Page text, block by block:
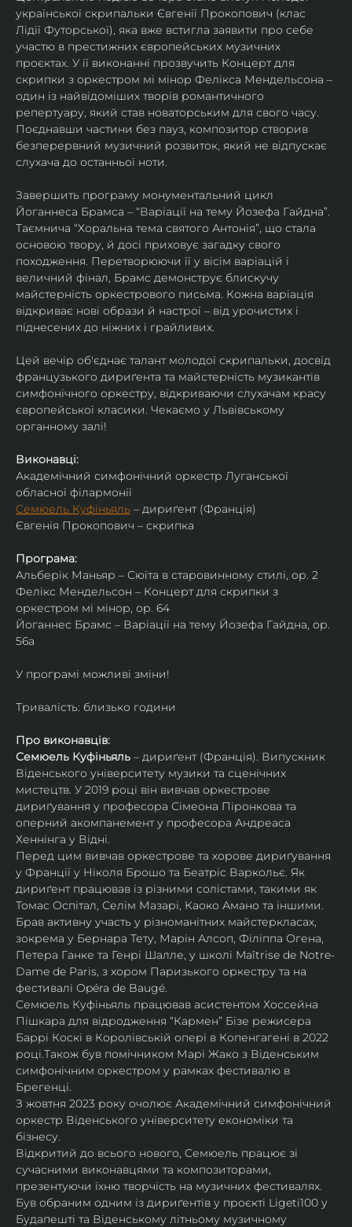
української скрипальки Євгенії Прокопович (клас
Лідії Футорської), яка вже встигла заявити про себе
участю в престижних європейських музичних
проєктах. У її виконанні прозвучить Концерт для
скрипки з оркестром мі мінор Фелікса Мендельсона –
один із найвідоміших творів романтичного
репертуару, який став новаторським для свого часу.
Поєднавши частини без пауз, композитор створив
безперервний музичний розвиток, який не відпускає
слухача до останньої ноти.
Завершить програму монументальний цикл
Йоганнеса Брамса – “Варіації на тему Йозефа Гайдна”.
Таємнича “Хоральна тема святого Антонія”, що стала
основою твору, й досі приховує загадку свого
походження. Перетворюючи її у вісім варіацій і
величний фінал, Брамс демонструє блискучу
майстерність оркестрового письма. Кожна варіація
відкриває нові образи й настрої – від урочистих і
піднесених до ніжних і грайливих.
Цей вечір об'єднає талант молодої скрипальки, досвід
французького дириґента та майстерність музикантів
симфонічного оркестру, відкриваючи слухачам красу
європейської класики. Чекаємо у Львівському
органному залі!
Виконавці:
Академічний симфонічний оркестр Луганської
обласної філармонії
Семюель Куфіньяль – дириґент (Франція)
Євгенія Прокопович – скрипка
Програма:
Альберік Маньяр – Сюїта в старовинному стилі, ор. 2
Фелікс Мендельсон – Концерт для скрипки з
оркестром мі мінор, ор. 64
Йоганнес Брамс – Варіації на тему Йозефа Гайдна, ор.
56a
У програмі можливі зміни!
Тривалість: близько години
Про виконавців:
Семюель Куфіньяль – дириґент (Франція). Випускник
Віденського університету музики та сценічних
мистецтв. У 2019 році він вивчав оркестрове
дириґування у професора Сімеона Піронкова та
оперний акомпанемент у професора Андреаса
Хеннінга у Відні.
Перед цим вивчав оркестрове та хорове дириґування
у Франції у Ніколя Брошо та Беатріс Варкольє. Як
дириґент працював із різними солістами, такими як
Томас Оспітал, Селім Мазарі, Каоко Амано та іншими.
Брав активну участь у різноманітних майстеркласах,
зокрема у Бернара Тету, Марін Алсоп, Філіппа Огена,
Петера Ганке та Генрі Шалле, у школі Maîtrise de Notre-
Dame de Paris, з хором Паризького оркестру та на
фестивалі Opéra de Baugé.
Семюель Куфіньяль працював асистентом Хоссейна
Пішкара для відродження “Кармен” Бізе режисера
Баррі Коскі в Королівській опері в Копенгагені в 2022
році.Також був помічником Марі Жако з Віденським
симфонічним оркестром у рамках фестивалю в
Брегенці.
З жовтня 2023 року очолює Академічний симфонічний
оркестр Віденського університету економіки та
бізнесу.
Відкритий до всього нового, Семюель працює зі
сучасними виконавцями та композиторами,
презентуючи їхню творчість на музичних фестивалях.
Був обраним одним із дириґентів у проєкті Ligeti100 у
Будапешті та Віденському літньому музичному